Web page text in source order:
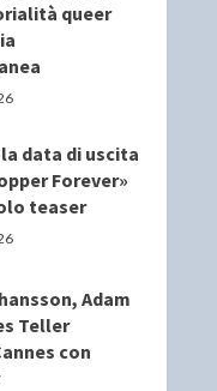
queer
data di uscita
Forever»
teaser
Adam
Teller
con